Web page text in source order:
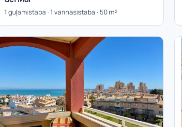
1 guļamistaba · 1 vannasistaba · 50 m²